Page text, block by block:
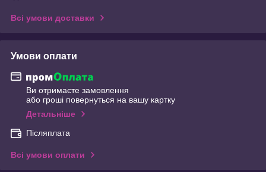
Всі умови доставки
Умови оплати
Ви отримаєте замовлення
або гроші повернуться на вашу картку
Детальніше
Післяплата
Всі умови оплати